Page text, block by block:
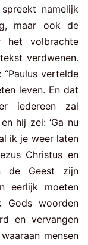
namelijk
maar ook de
het volbrachte
verdwenen.
vertelde
leven. En dat
iedereen zal
hij zei: ‘Ga nu
ik je weer laten
Christus en
de Geest zijn
eerlijk moeten
Gods woorden
en vervangen
mensen